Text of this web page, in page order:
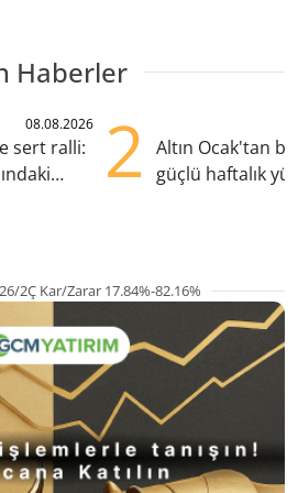
Haberler
08.08.2026
sert ralli:
2
Altın Ocak'tan
güçlü haftalık
2Ç Kar/Zarar 17.84%-82.16%